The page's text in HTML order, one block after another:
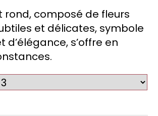
CHF200.00
rond, composé de fleurs
et délicates, symbole
d’élégance, s’offre en